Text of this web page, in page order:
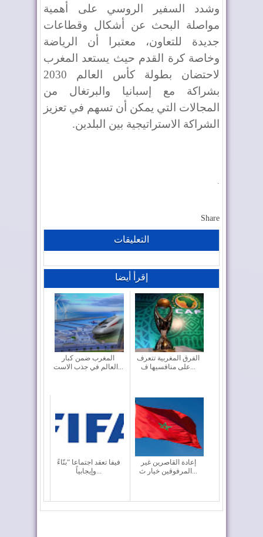
وشدد السفير الروسي على أهمية
مواصلة البحث عن أشكال وقطاعات
جديدة للتعاون، معتبرا أن الرياضة
وخاصة كرة القدم حيث يستعد المغرب
لاحتضان بطولة كأس العالم 2030
بشراكة مع إسبانيا والبرتغال من
المجالات التي يمكن أن تسهم في تعزيز
الشراكة الاستراتيجية بين البلدين.
.
Share
التعليقات
إقرأ أيضا
المغرب ضمن كبار
العالم في جذب الاست...
الفرق المغربية تتعرف
على منافسيها ف...
فيفا تعقد اجتماعا “بنّاءً
وإيجابياً...
إعادة القاصرين غير
المرفوقين خيار ث...